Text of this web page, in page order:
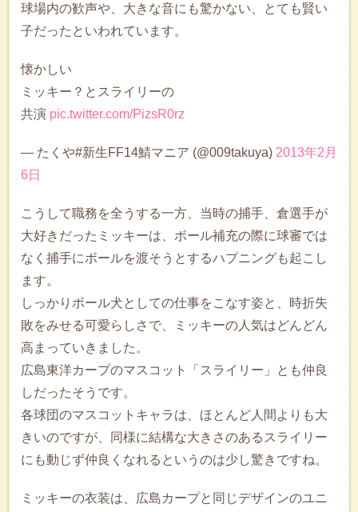
球場内の歓声や、大きな音にも驚かない、とても賢い
子だったといわれています。
懐かしい
ミッキー？とスライリーの
共演 pic.twitter.com/PizsR0rz
— たくや#新生FF14鯖マニア (@009takuya) 2013年2月
6日
こうして職務を全うする一方、当時の捕手、倉選手が
大好きだったミッキーは、ボール補充の際に球審では
なく捕手にボールを渡そうとするハプニングも起こし
ます。
しっかりボール犬としての仕事をこなす姿と、時折失
敗をみせる可愛らしさで、ミッキーの人気はどんどん
高まっていきました。
広島東洋カープのマスコット「スライリー」とも仲良
しだったそうです。
各球団のマスコットキャラは、ほとんど人間よりも大
きいのですが、同様に結構な大きさのあるスライリー
にも動じず仲良くなれるというのは少し驚きですね。
ミッキーの衣装は、広島カープと同じデザインのユニ